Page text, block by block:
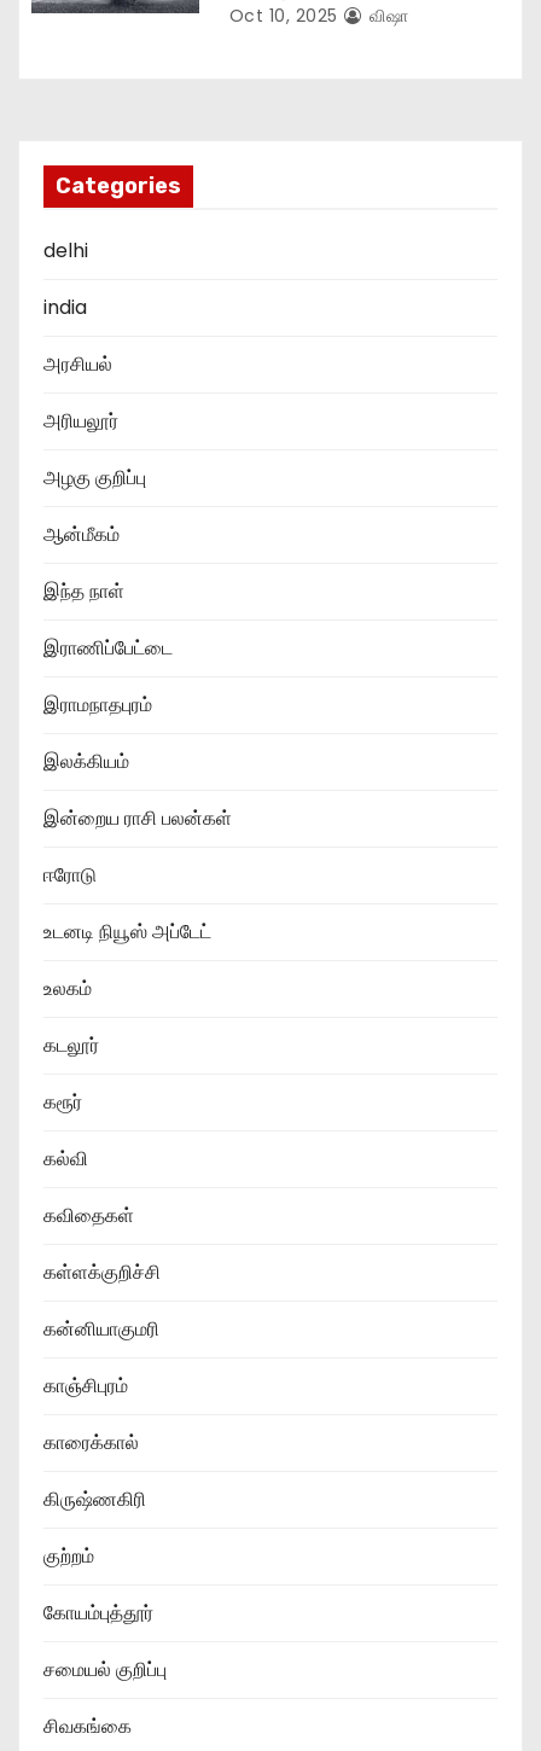
Oct 10, 2025 விஷா
Categories
delhi
india
அரசியல்
அரியலூர்
அழகு குறிப்பு
ஆன்மீகம்
இந்த நாள்
இராணிப்பேட்டை
இராமநாதபுரம்
இலக்கியம்
இன்றைய ராசி பலன்கள்
ஈரோடு
உடனடி நியூஸ் அப்டேட்
உலகம்
கடலூர்
கரூர்
கல்வி
கவிதைகள்
கள்ளக்குறிச்சி
கன்னியாகுமரி
காஞ்சிபுரம்
காரைக்கால்
கிருஷ்ணகிரி
குற்றம்
கோயம்புத்தூர்
சமையல் குறிப்பு
சிவகங்கை